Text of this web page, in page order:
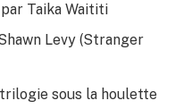
Taika Waititi
Levy (Stranger
sous la houlette